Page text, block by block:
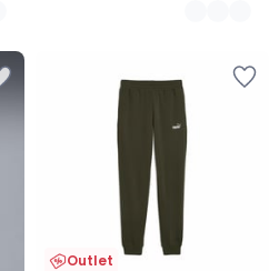
Outlet